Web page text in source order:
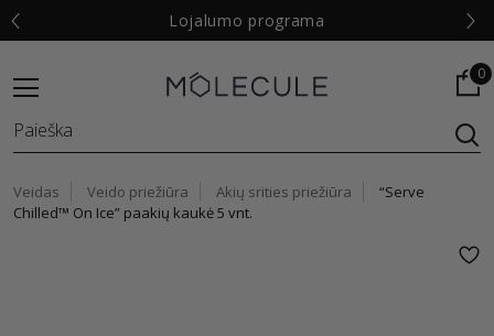
Lojalumo programa
0
Veidas Veido priežiūra Akių srities priežiūra
“Serve
Chilled™ On Ice” paakių kaukė 5 vnt.